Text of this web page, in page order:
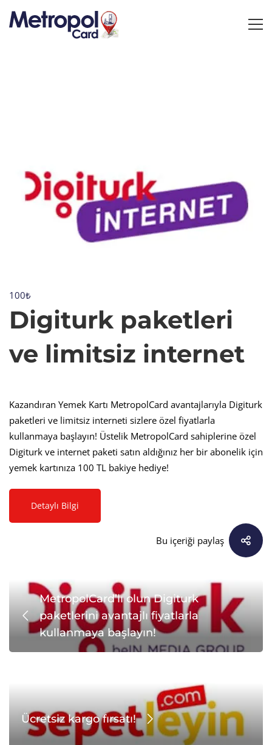
Digiturk
paketleri
limitsiz
internet
100₺
Digiturk paketleri
ve limitsiz internet
Kazandıran Yemek Kartı MetropolCard avantajlarıyla Digiturk
paketleri ve limitsiz interneti sizlere özel fiyatlarla
kullanmaya başlayın! Üstelik MetropolCard sahiplerine özel
Digiturk ve internet paketi satın aldığınız her bir abonelik için
yemek kartınıza 100 TL bakiye hediye!
Detaylı Bilgi
Bu içeriği paylaş
MetropolCard’lı olun Digiturk
paketlerini avantajlı fiyatlarla
kullanmaya başlayın!
Ücretsiz kargo fırsatı!